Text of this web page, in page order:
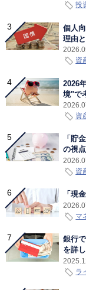
投
個人
理由
資
2026
境"で
資
「貯
の視点
資
「現
マ
銀行
を詳
ラ